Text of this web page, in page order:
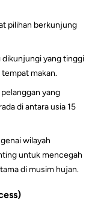
pilihan berkunjung
dikunjungi yang tinggi
makan.
yang
di antara usia 15
wilayah
untuk mencegah
di musim hujan.